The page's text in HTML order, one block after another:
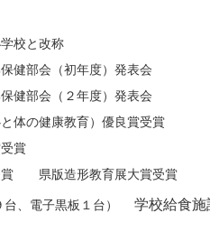
校と改称
健部会（初年度）発表会
健部会（２年度）発表会
の健康教育）優良賞受賞
賞
県版造形教育展大賞受賞
、電子黒板１台） 学校給食